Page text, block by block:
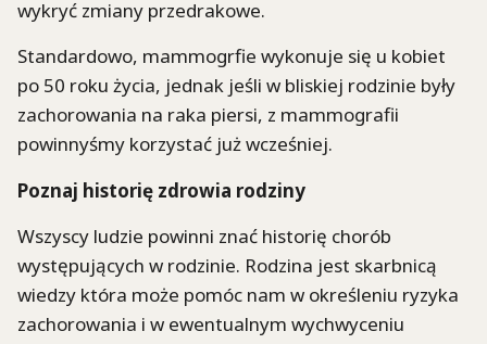
wykryć zmiany przedrakowe.
Standardowo, mammogrfie wykonuje się u kobiet
po 50 roku życia, jednak jeśli w bliskiej rodzinie były
zachorowania na raka piersi, z mammografii
powinnyśmy korzystać już wcześniej.
Poznaj historię zdrowia rodziny
Wszyscy ludzie powinni znać historię chorób
występujących w rodzinie. Rodzina jest skarbnicą
wiedzy która może pomóc nam w określeniu ryzyka
zachorowania i w ewentualnym wychwyceniu